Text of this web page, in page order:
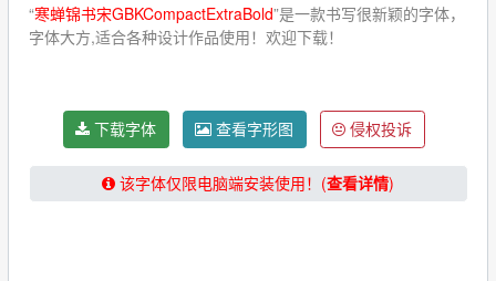
“寒蝉锦书宋GBKCompactExtraBold”是一款书写很新颖的字体，
字体大方,适合各种设计作品使用！欢迎下载！
下载字体 查看字形图 侵权投诉
该字体仅限电脑端安装使用！(查看详情)